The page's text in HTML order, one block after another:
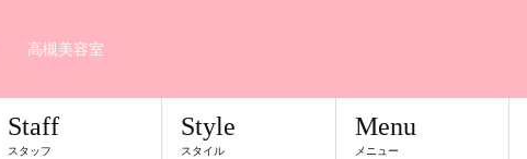
高槻美容室
Staff
スタッフ
Style
スタイル
Menu
メニュー